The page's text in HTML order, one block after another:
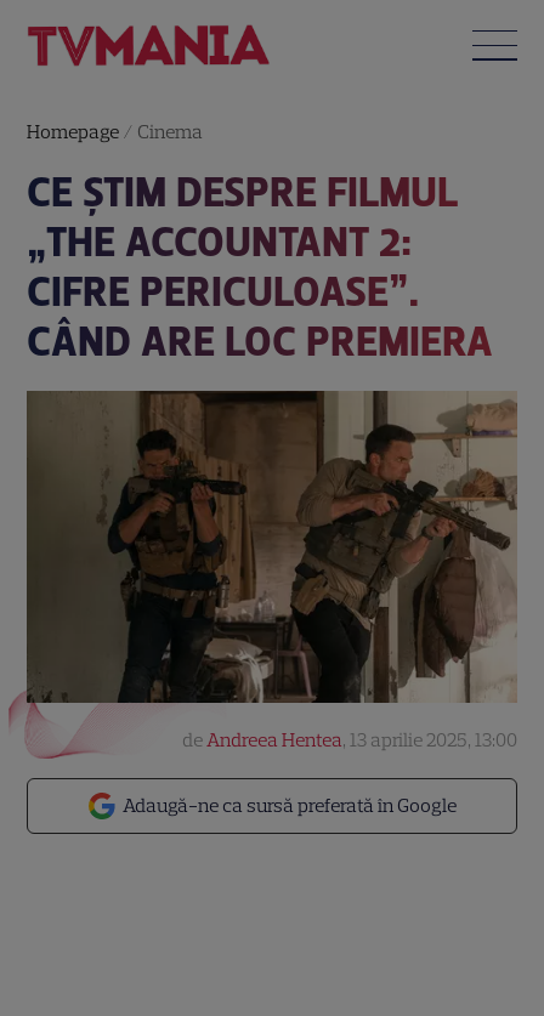
Homepage / Cinema
CE ȘTIM DESPRE FILMUL
„THE ACCOUNTANT 2:
CIFRE PERICULOASE”.
CÂND ARE LOC PREMIERA
Adaugă-ne ca sursă preferată în Google
deAndreea Hentea, 13 aprilie 2025, 13:00